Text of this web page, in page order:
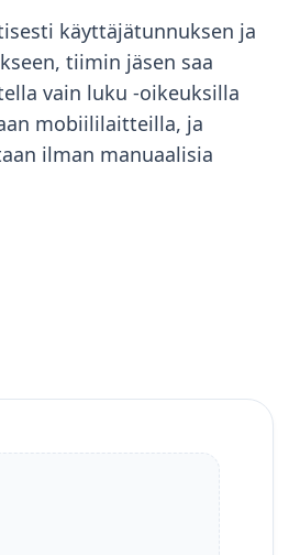
käyttäjätunnuksen ja
tiimin jäsen saa
vain luku -oikeuksilla
mobiililaitteilla, ja
ilman manuaalisia